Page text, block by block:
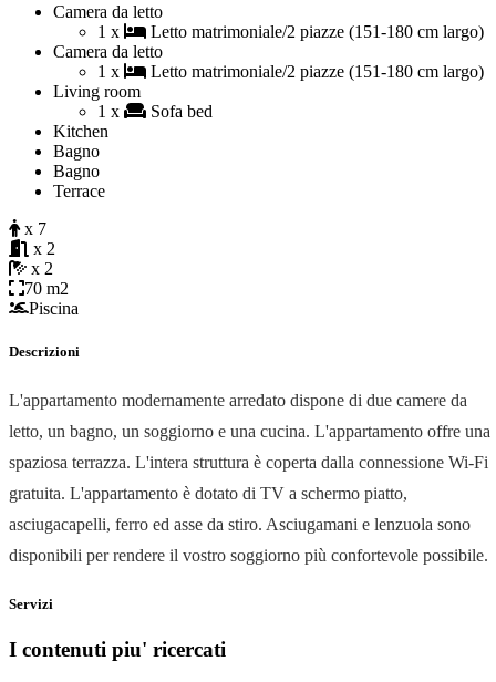
Camera da letto
1 x
Letto matrimoniale/2 piazze (151-180 cm largo)
Camera da letto
1 x
Letto matrimoniale/2 piazze (151-180 cm largo)
Living room
1 x
Sofa bed
Kitchen
Bagno
Bagno
Terrace
x 7
x 2
x 2
70 m2
Piscina
Descrizioni
L'appartamento modernamente arredato dispone di due camere da
letto, un bagno, un soggiorno e una cucina. L'appartamento offre una
spaziosa terrazza. L'intera struttura è coperta dalla connessione Wi-Fi
gratuita. L'appartamento è dotato di TV a schermo piatto,
asciugacapelli, ferro ed asse da stiro. Asciugamani e lenzuola sono
disponibili per rendere il vostro soggiorno più confortevole possibile.
Servizi
I contenuti piu' ricercati